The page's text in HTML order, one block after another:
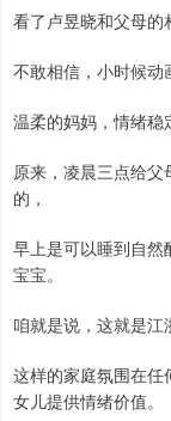
看了卢昱晓和父母的
不敢相信，小时候动
温柔的妈妈，情绪稳
原来，凌晨三点给
的，
早上是可以睡到自然
宝宝。
咱就是说，这就是江
这样的家庭氛围在
女儿提供情绪价值。